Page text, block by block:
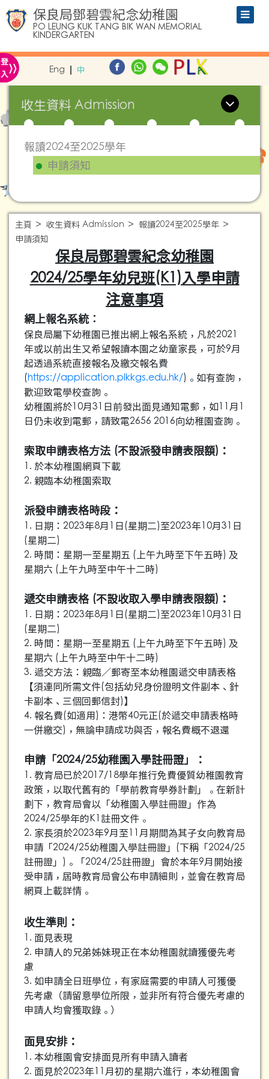
保良局鄧碧雲紀念幼稚園
PO LEUNG KUK TANG BIK WAN MEMORIAL
KINDERGARTEN
登
入» Eng 中
收生資料 Admission
報讀2024至2025學年
申請須知
主頁 收生資料 Admission
報讀2024至2025學年
申請須知
保良局鄧碧雲紀念幼稚園
2024/25學年幼兒班(K1)入學申請
注意事項
網上報名系統︰
保良局屬下幼稚園已推出網上報名系統，凡於2021
年或以前出生又希望報讀本園之幼童家長，可於9月
起透過系統直接報名及繳交報名費
(https://application.plkkgs.edu.hk/)。如有查詢，
歡迎致電學校查詢。
幼稚園將於10月31日前發出面見通知電郵，如11月1
日仍未收到電郵，請致電2656 2016向幼稚園查詢。
索取申請表格方法 (不設派發申請表限額)：
1. 於本幼稚園網頁下載
2. 親臨本幼稚園索取
派發申請表格時段：
1. 日期：2023年8月1日(星期二)至2023年10月31日
(星期二)
2. 時間：星期一至星期五 (上午九時至下午五時) 及
星期六 (上午九時至中午十二時)
遞交申請表格 (不設收取入學申請表限額)：
1. 日期：2023年8月1日(星期二)至2023年10月31日
(星期二)
2. 時間：星期一至星期五 (上午九時至下午五時) 及
星期六 (上午九時至中午十二時)
3. 遞交方法：親臨／郵寄至本幼稚園遞交申請表格
【須連同所需文件(包括幼兒身份證明文件副本、針
卡副本、三個回郵信封)】
4. 報名費(如適用)：港幣40元正(於遞交申請表格時
一併繳交)，無論申請成功與否，報名費概不退還
申請「2024/25幼稚園入學註冊證」：
1. 教育局已於2017/18學年推行免費優質幼稚園教育
政策，以取代舊有的「學前教育學券計劃」。在新計
劃下，教育局會以「幼稚園入學註冊證」作為
2024/25學年的K1註冊文件。
2. 家長須於2023年9月至11月期間為其子女向教育局
申請「2024/25幼稚園入學註冊證」(下稱「2024/25
註冊證」)。「2024/25註冊證」會於本年9月開始接
受申請，屆時教育局會公布申請細則，並會在教育局
網頁上載詳情。
收生準則：
1. 面見表現
2. 申請人的兄弟姊妹現正在本幼稚園就讀獲優先考
慮
3. 如申請全日班學位，有家庭需要的申請人可獲優
先考慮（請留意學位所限，並非所有符合優先考慮的
申請人均會獲取錄。）
面見安排：
1. 本幼稚園會安排面見所有申請入讀者
2. 面見於2023年11月初的星期六進行，本幼稚園會